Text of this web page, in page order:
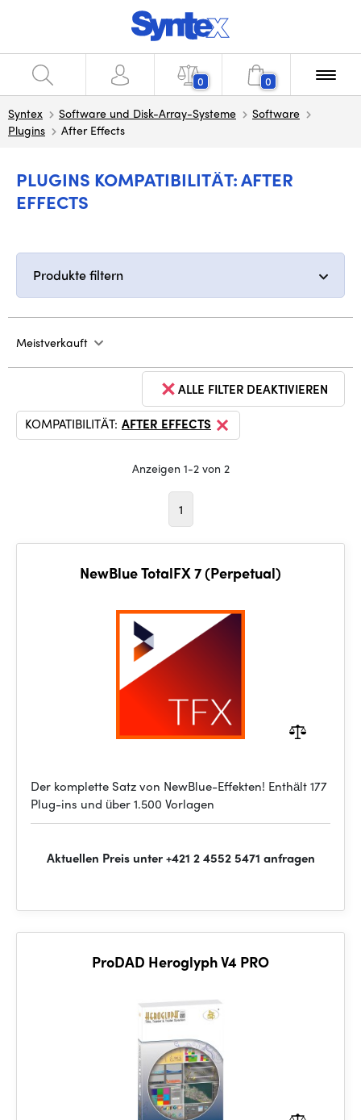
0 0
Syntex Software und Disk-Array-Systeme
Software
Plugins
After Effects
PLUGINS KOMPATIBILITÄT: AFTER
EFFECTS
Produkte filtern
Meistverkauft
ALLE FILTER DEAKTIVIEREN
KOMPATIBILITÄT: AFTER EFFECTS
Anzeigen 1-2 von 2
1
NewBlue TotalFX 7 (Perpetual)
Der komplette Satz von NewBlue-Effekten! Enthält 177
Plug-ins und über 1.500 Vorlagen
Aktuellen Preis unter +421 2 4552 5471 anfragen
ProDAD Heroglyph V4 PRO